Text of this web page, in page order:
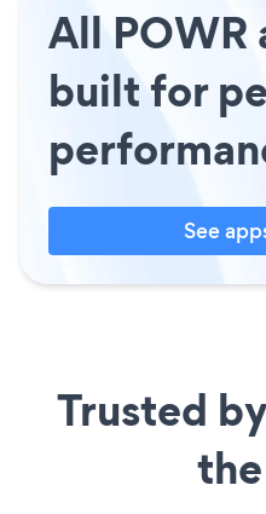
All POWR
built for
See
Trusted